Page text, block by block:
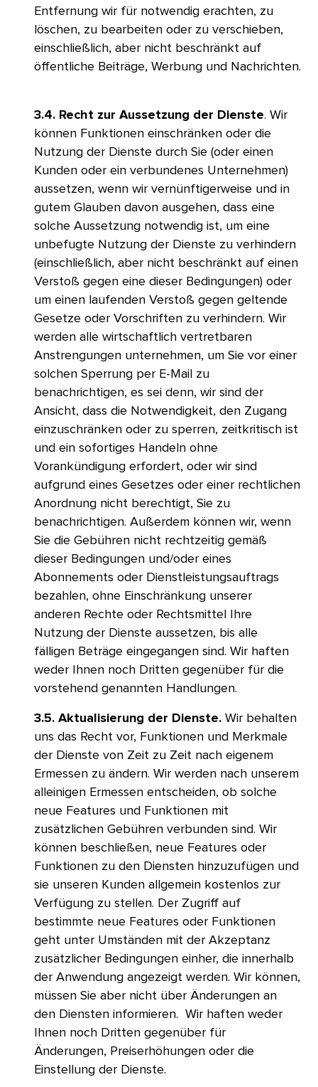
Entfernung wir für notwendig erachten, zu
löschen, zu bearbeiten oder zu verschieben,
einschließlich, aber nicht beschränkt auf
öffentliche Beiträge, Werbung und Nachrichten.​​
3.4. Recht zur Aussetzung der Dienste. Wir
können Funktionen einschränken oder die
Nutzung der Dienste durch Sie (oder einen
Kunden oder ein verbundenes Unternehmen)
aussetzen, wenn wir vernünftigerweise und in
gutem Glauben davon ausgehen, dass eine
solche Aussetzung notwendig ist, um eine
unbefugte Nutzung der Dienste zu verhindern
(einschließlich, aber nicht beschränkt auf einen
Verstoß gegen eine dieser Bedingungen) oder
um einen laufenden Verstoß gegen geltende
Gesetze oder Vorschriften zu verhindern. Wir
werden alle wirtschaftlich vertretbaren
Anstrengungen unternehmen, um Sie vor einer
solchen Sperrung per E-Mail zu
benachrichtigen, es sei denn, wir sind der
Ansicht, dass die Notwendigkeit, den Zugang
einzuschränken oder zu sperren, zeitkritisch ist
und ein sofortiges Handeln ohne
Vorankündigung erfordert, oder wir sind
aufgrund eines Gesetzes oder einer rechtlichen
Anordnung nicht berechtigt, Sie zu
benachrichtigen. Außerdem können wir, wenn
Sie die Gebühren nicht rechtzeitig gemäß
dieser Bedingungen und/oder eines
Abonnements oder Dienstleistungsauftrags
bezahlen, ohne Einschränkung unserer
anderen Rechte oder Rechtsmittel Ihre
Nutzung der Dienste aussetzen, bis alle
fälligen Beträge eingegangen sind. Wir haften
weder Ihnen noch Dritten gegenüber für die
vorstehend genannten Handlungen.​​
3.5. Aktualisierung der Dienste.Wir behalten
uns das Recht vor, Funktionen und Merkmale
der Dienste von Zeit zu Zeit nach eigenem
Ermessen zu ändern. Wir werden nach unserem
alleinigen Ermessen entscheiden, ob solche
neue Features und Funktionen mit
zusätzlichen Gebühren verbunden sind. Wir
können beschließen, neue Features oder
Funktionen zu den Diensten hinzuzufügen und
sie unseren Kunden allgemein kostenlos zur
Verfügung zu stellen. Der Zugriff auf
bestimmte neue Features oder Funktionen
geht unter Umständen mit der Akzeptanz
zusätzlicher Bedingungen einher, die innerhalb
der Anwendung angezeigt werden. Wir können,
müssen Sie aber nicht über Änderungen an
den Diensten informieren. Wir haften weder
Ihnen noch Dritten gegenüber für
Änderungen, Preiserhöhungen oder die
Einstellung der Dienste.​​